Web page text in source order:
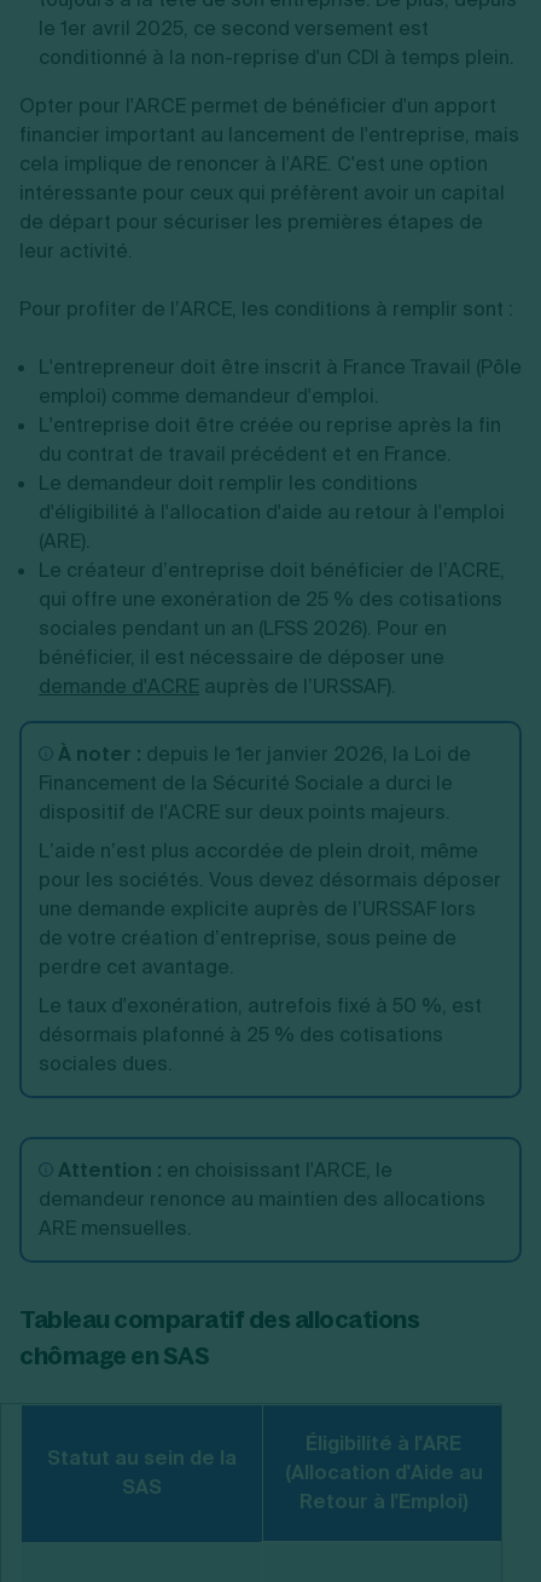
le 1er avril 2025, ce second versement est
conditionné à la non-reprise d'un CDI à temps plein.
Opter pour l'ARCE permet de bénéficier d'un apport
financier important au lancement de l'entreprise, mais
cela implique de renoncer à l'ARE. C'est une option
intéressante pour ceux qui préfèrent avoir un capital
de départ pour sécuriser les premières étapes de
leur activité.
Pour profiter de l’ARCE, les conditions à remplir sont :
L'entrepreneur doit être inscrit à France Travail (Pôle
emploi) comme demandeur d'emploi.
L'entreprise doit être créée ou reprise après la fin
du contrat de travail précédent et en France.
Le demandeur doit remplir les conditions
d'éligibilité à l'allocation d'aide au retour à l'emploi
(ARE).
Le créateur d’entreprise doit bénéficier de l’ACRE,
qui offre une exonération de 25 % des cotisations
sociales pendant un an (LFSS 2026). Pour en
bénéficier, il est nécessaire de déposer une
demande d'ACRE auprès de l’URSSAF).
À noter : depuis le 1er janvier 2026, la Loi de
Financement de la Sécurité Sociale a durci le
dispositif de l'ACRE sur deux points majeurs.
L’aide n’est plus accordée de plein droit, même
pour les sociétés. Vous devez désormais déposer
une demande explicite auprès de l’URSSAF lors
de votre création d’entreprise, sous peine de
perdre cet avantage.
Le taux d'exonération, autrefois fixé à 50 %, est
désormais plafonné à 25 % des cotisations
sociales dues.
Attention : en choisissant l'ARCE, le
demandeur renonce au maintien des allocations
ARE mensuelles.
Tableau comparatif des allocations
chômage en SAS
Statut au sein de la
SAS
Éligibilité à l'ARE
(Allocation d'Aide au
Retour à l'Emploi)